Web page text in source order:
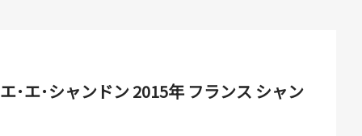
･エ･シャンドン 2015年 フランス シャン